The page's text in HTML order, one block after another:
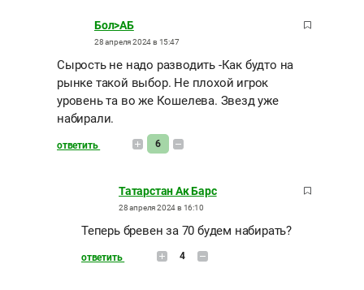
Бол>АБ
28 апреля 2024 в 15:47
Сырость не надо разводить -Как будто на
рынке такой выбор. Не плохой игрок
уровень та во же Кошелева. Звезд уже
набирали.
ответить 6
Татарстан Ак Барс
28 апреля 2024 в 16:10
Теперь бревен за 70 будем набирать?
ответить 4